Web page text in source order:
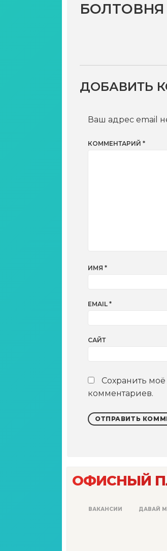
БОЛТОВНЯ
ДОБАВИТЬ
Ваш адрес email
КОММЕНТАРИЙ *
ИМЯ *
EMAIL *
САЙТ
Сохранить
комментариев.
ОФИСНЫЙ
ВАКАНСИИ ДАВАЙ